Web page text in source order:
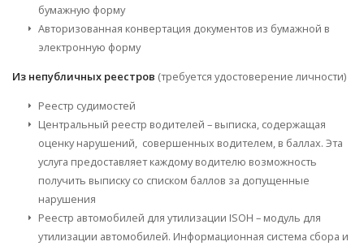
бумажную форму
Авторизованная конвертация документов из бумажной в
электронную форму
Из непубличных реестров (требуется удостоверение личности)
Реестр судимостей
Центральный реестр водителей – выписка, содержащая
оценку нарушений, совершенных водителем, в баллах. Эта
услуга предоставляет каждому водителю возможность
получить выписку со списком баллов за допущенные
нарушения
Реестр автомобилей для утилизации ISOH – модуль для
утилизации автомобилей. Информационная система сбора и